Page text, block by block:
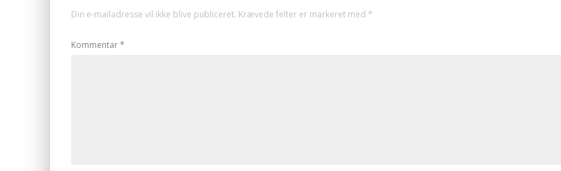
Din e-mailadresse vil ikke blive publiceret. Krævede felter er markeret med *
Kommentar*